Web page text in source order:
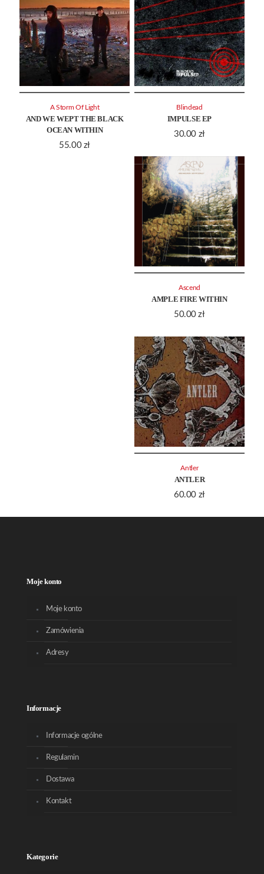
AND WE WEPT THE BLACK
OCEAN WITHIN
55.00 zł
A Storm Of Light
IMPULSE EP
30.00 zł
Blindead
AMPLE FIRE WITHIN
50.00zł
Ascend
ANTLER
60.00 zł
Antler
Moje konto
Moje konto
Zamówienia
Adresy
Informacje
Informacje ogólne
Regulamin
Dostawa
Kontakt
Kategorie